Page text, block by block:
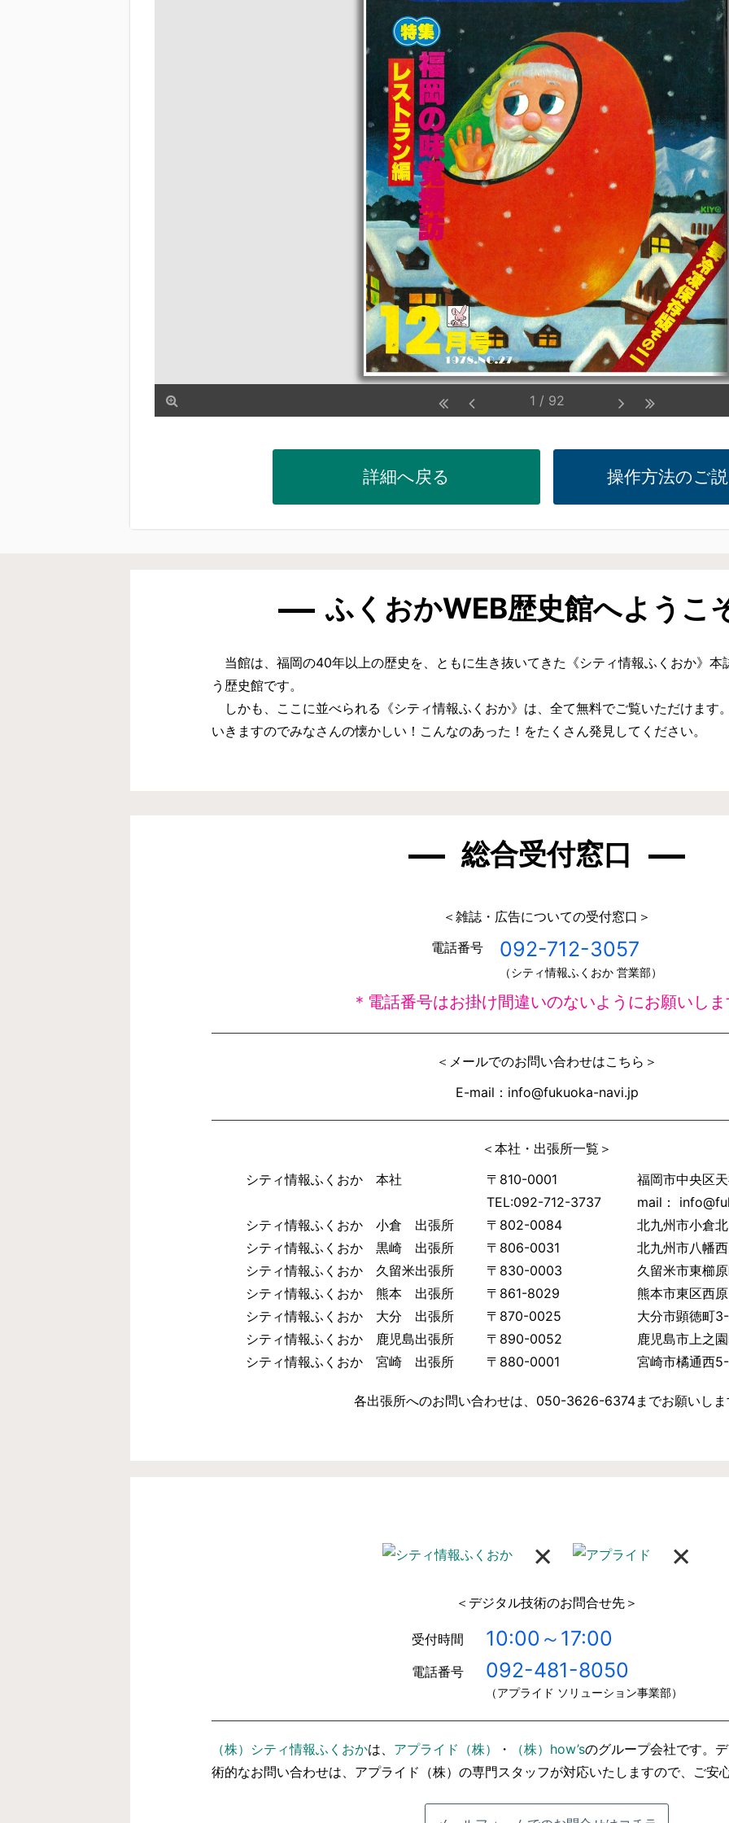
詳細へ戻る 操作方法のご
ふくおかWEB歴史館へようこ
当館は、福岡の40年以上の歴史を、ともに生き抜いてきた《シティ情報ふくおか》本
う歴史館です。
しかも、ここに並べられる《シティ情報ふくおか》は、全て無料でご覧いただけます
いきますのでみなさんの懐かしい！こんなのあった！をたくさん発見してください。
総合受付窓口
＜雑誌・広告についての受付窓口＞
電話番号
092-712-3057
（シティ情報ふくおか 営業部）
＊電話番号はお掛け間違いのないようにお願いし
＜メールでのお問い合わせはこちら＞
E-mail：info@fukuoka-navi.jp
＜本社・出張所一覧＞
シティ情報ふくおか 本社
〒810-0001
福岡市中央区
TEL:092-712-3737
mail：
シティ情報ふくおか 小倉 出張所
〒802-0084
北九州市小倉
シティ情報ふくおか 黒崎 出張所
〒806-0031
北九州市八幡
シティ情報ふくおか 久留米出張所
〒830-0003
久留米市東櫛
シティ情報ふくおか 熊本 出張所
〒861-8029
熊本市東区西
シティ情報ふくおか 大分 出張所
〒870-0025
大分市顕徳町
シティ情報ふくおか 鹿児島出張所
〒890-0052
鹿児島市上之
シティ情報ふくおか 宮崎 出張所
〒880-0001 宮崎市橘通西
各出張所へのお問い合わせは、050-3626-6374までお願いしま
× ×
＜デジタル技術のお問合せ先＞
受付時間 10:00～17:00
電話番号 092-481-8050
（アプライド ソリューション事業部）
（株）シティ情報ふくおかは、 アプライド（株） ・ （株）how’sのグループ会社です。
術的なお問い合わせは、アプライド（株）の専門スタッフが対応いたしますので、ご安